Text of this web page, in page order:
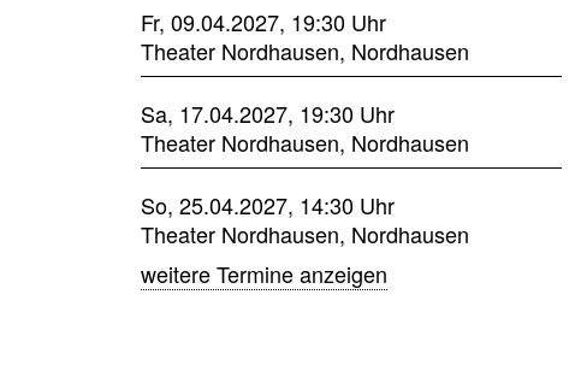
Fr, 09.04.2027, 19:30 Uhr
Theater Nordhausen, Nordhausen
Sa, 17.04.2027, 19:30 Uhr
Theater Nordhausen, Nordhausen
So, 25.04.2027, 14:30 Uhr
Theater Nordhausen, Nordhausen
weitere Termine anzeigen